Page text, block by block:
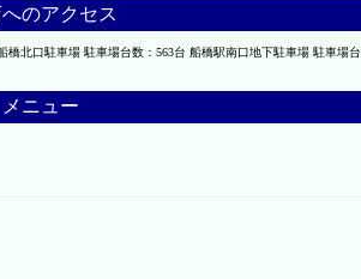
のアクセス
北口駐車場 駐車場台数：563台 船橋駅南口地下駐車場 駐車場台
メニュー